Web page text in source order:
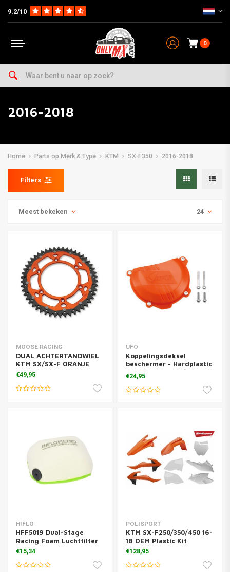
9.2/10
0
2016-2018
Home Parts op Merk & Type KTM SX-F350 2016-2018
Filters
Meest bekeken 24
MOOSE RACING
DUAL ACHTERTANDWIEL
KTM SX/SX-F ORANJE
€49,95
UFO
Koppelingsdeksel
beschermer - Hardplastic
oranje EXC-F250/350 -
SX-F250/350
€24,95
HIFLO
HFF5019 Dual-Stage
Racing Foam Luchtfilter
€15,34
POLISPORT
KTM SX-F250/350/450 16-
18 OEM Plastic Kit
€128,95